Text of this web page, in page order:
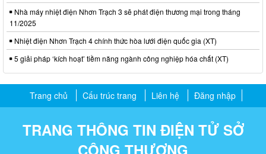
Nhà máy nhiệt điện Nhơn Trạch 3 sẽ phát điện thương mại trong tháng
11/2025
Nhiệt điện Nhơn Trạch 4 chính thức hòa lưới điện quốc gia (XT)
5 giải pháp ‘kích hoạt’ tiềm năng ngành công nghiệp hóa chất (XT)
Trang chủ Cấu trúc trang Liên hệ Đăng nhập
TRANG THÔNG TIN ĐIỆN TỬ SỞ